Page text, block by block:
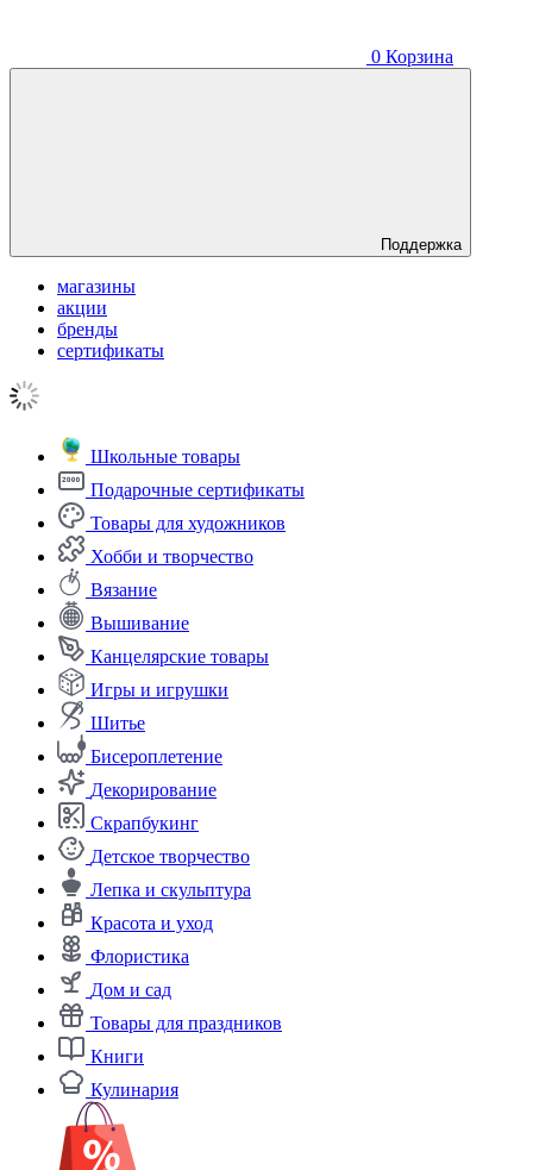
0 Корзина
Поддержка
магазины
акции
бренды
сертификаты
Школьные товары
Подарочные сертификаты
Товары для художников
Хобби и творчество
Вязание
Вышивание
Канцелярские товары
Игры и игрушки
Шитье
Бисероплетение
Декорирование
Скрапбукинг
Детское творчество
Лепка и скульптура
Красота и уход
Флористика
Дом и сад
Товары для праздников
Книги
Кулинария